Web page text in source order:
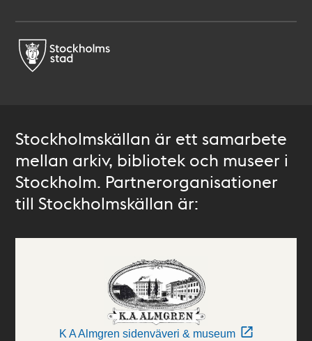
Stockholmskällan är ett samarbete
mellan arkiv, bibliotek och museer i
Stockholm. Partnerorganisationer
till Stockholmskällan är:
K A Almgren sidenväveri & museum